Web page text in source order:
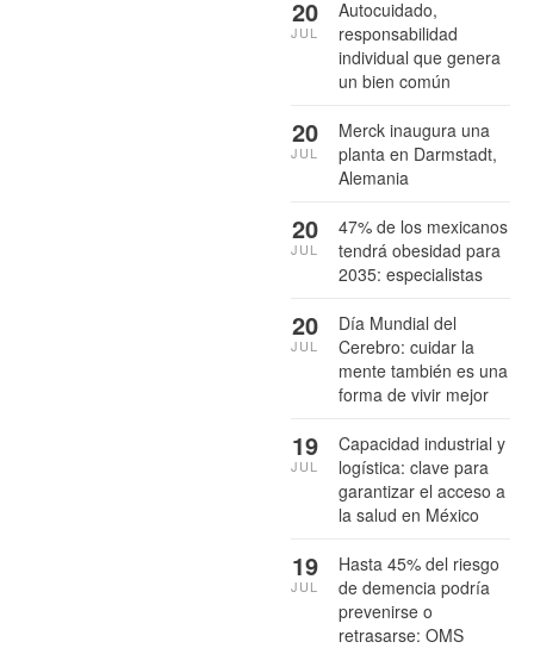
Autocuidado,
responsabilidad
individual que genera
un bien común
20
JUL
Merck inaugura una
planta en Darmstadt,
Alemania
20
JUL
47% de los mexicanos
tendrá obesidad para
2035: especialistas
20
JUL
Día Mundial del
Cerebro: cuidar la
mente también es una
forma de vivir mejor
20
JUL
Capacidad industrial y
logística: clave para
garantizar el acceso a
la salud en México
19
JUL
Hasta 45% del riesgo
de demencia podría
prevenirse o
retrasarse: OMS
19
JUL